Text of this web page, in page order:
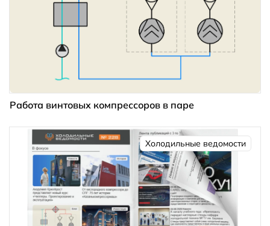
Работа винтовых компрессоров в паре
Холодильные ведомости